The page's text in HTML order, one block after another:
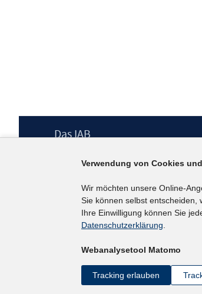
Footer
Das IAB
Berufsforschung (IAB) – unser Leitbild
Institutsleitung
Graduiertenprogramm
Befragungen
Projekte
Verwendung von Cookies
Wir möchten unsere Online-
Sie können selbst entscheiden,
Ihre Einwilligung können Sie
Datenschutzerklärung.
Webanalysetool Matomo
Tracking erlauben